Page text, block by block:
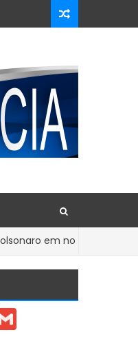
nova pesquisa Genial/